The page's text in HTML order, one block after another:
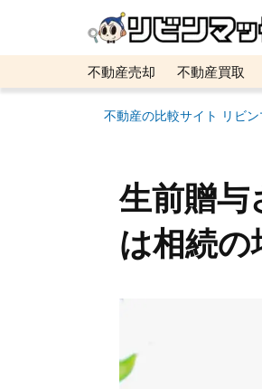
不動産売却 不動産買取
メタ住宅展示場
ベスト
不動産の比較サイト リビ
生前贈
は相続の